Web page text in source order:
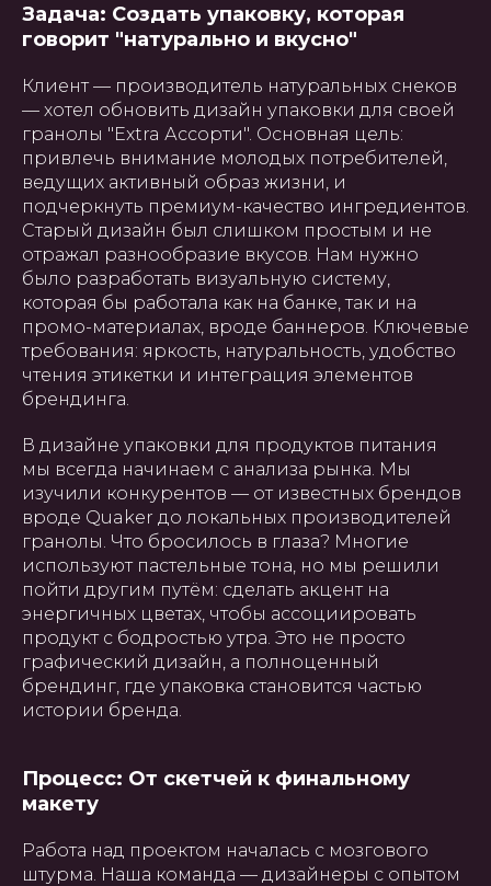
Задача: Создать упаковку, которая
говорит "натурально и вкусно"
Клиент — производитель натуральных снеков
— хотел обновить дизайн упаковки для своей
гранолы "Extra Ассорти". Основная цель:
привлечь внимание молодых потребителей,
ведущих активный образ жизни, и
подчеркнуть премиум-качество ингредиентов.
Старый дизайн был слишком простым и не
отражал разнообразие вкусов. Нам нужно
было разработать визуальную систему,
которая бы работала как на банке, так и на
промо-материалах, вроде баннеров. Ключевые
требования: яркость, натуральность, удобство
чтения этикетки и интеграция элементов
брендинга.
В дизайне упаковки для продуктов питания
мы всегда начинаем с анализа рынка. Мы
изучили конкурентов — от известных брендов
вроде Quaker до локальных производителей
гранолы. Что бросилось в глаза? Многие
используют пастельные тона, но мы решили
пойти другим путём: сделать акцент на
энергичных цветах, чтобы ассоциировать
продукт с бодростью утра. Это не просто
графический дизайн, а полноценный
брендинг, где упаковка становится частью
истории бренда.
Процесс: От скетчей к финальному
макету
Работа над проектом началась с мозгового
штурма. Наша команда — дизайнеры с опытом